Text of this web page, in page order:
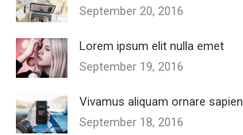
September 20, 2016
Lorem ipsum elit nulla emet
September 19, 2016
Vivamus aliquam ornare sapien
September 18, 2016